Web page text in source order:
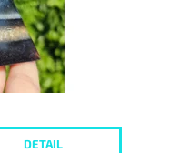
DETAIL